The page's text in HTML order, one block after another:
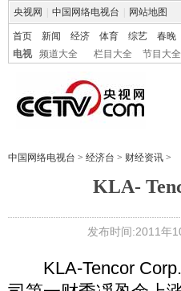
央视网 中国网络电视台 网站地图
首页 新闻 经济 体育 综艺 春晚
电视
频道大全 栏目大全 节目大全
中国网络电视台 > 经济台 > 财经资讯 >
KLA-
发布时间:2011年
KLA-Tencor Corp.